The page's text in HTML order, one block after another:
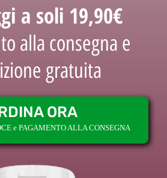
a soli 19,90€
alla consegna e
gratuita
ORA
e PAGAMENTO ALLA CONSEGNA